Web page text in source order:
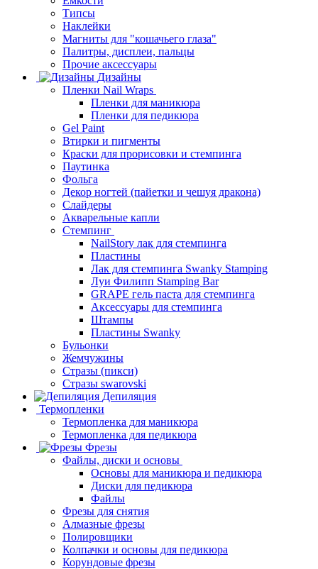
Типсы
Наклейки
Магниты для "кошачьего глаза"
Палитры, дисплеи, пальцы
Прочие аксессуары
Дизайны
Пленки Nail Wraps
Пленки для маникюра
Пленки для педикюра
Gel Paint
Втирки и пигменты
Краски для прорисовки и стемпинга
Паутинка
Фольга
Декор ногтей (пайетки и чешуя дракона)
Слайдеры
Акварельные капли
Стемпинг
NailStory лак для стемпинга
Пластины
Лак для стемпинга Swanky Stamping
Луи Филипп Stamping Bar
GRAPE гель паста для стемпинга
Аксессуары для стемпинга
Штампы
Пластины Swanky
Бульонки
Жемчужины
Стразы (пикси)
Cтразы swarovski
Депиляция
Термопленки
Термопленка для маникюра
Термопленка для педикюра
Фрезы
Файлы, диски и основы
Основы для маникюра и педикюра
Диски для педикюра
Файлы
Фрезы для снятия
Алмазные фрезы
Полировщики
Колпачки и основы для педикюра
Корундовые фрезы